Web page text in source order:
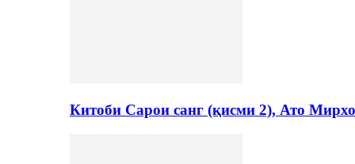
Китоби Сарои санг (қисми 2), Ато